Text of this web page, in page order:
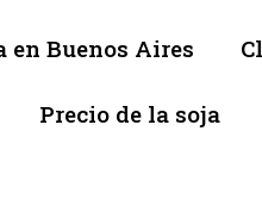
en Buenos Aires
Precio de la soja